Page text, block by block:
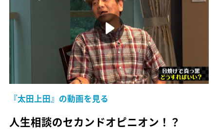
『太田上田』の動画を見る
人生相談のセカンドオピニオン！？